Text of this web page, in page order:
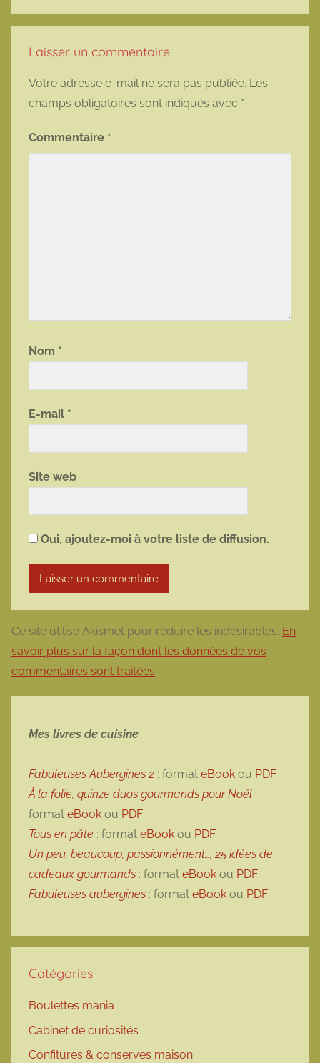
Laisser un commentaire
Votre adresse e-mail ne sera pas publiée. Les
champs obligatoires sont indiqués avec *
Commentaire *
Nom *
E-mail *
Site web
Oui, ajoutez-moi à votre liste de diffusion.
Ce site utilise Akismet pour réduire les indésirables. En
savoir plus sur la façon dont les données de vos
commentaires sont traitées.
Mes livres de cuisine
Fabuleuses Aubergines 2 : format eBook ou PDF
À la folie, quinze duos gourmands pour Noël :
format eBook ou PDF
Tous en pâte : format eBook ou PDF
Un peu, beaucoup, passionnément…, 25 idées de
cadeaux gourmands : format eBook ou PDF
Fabuleuses aubergines : format eBook ou PDF
Catégories
Boulettes mania
Cabinet de curiosités
Confitures & conserves maison